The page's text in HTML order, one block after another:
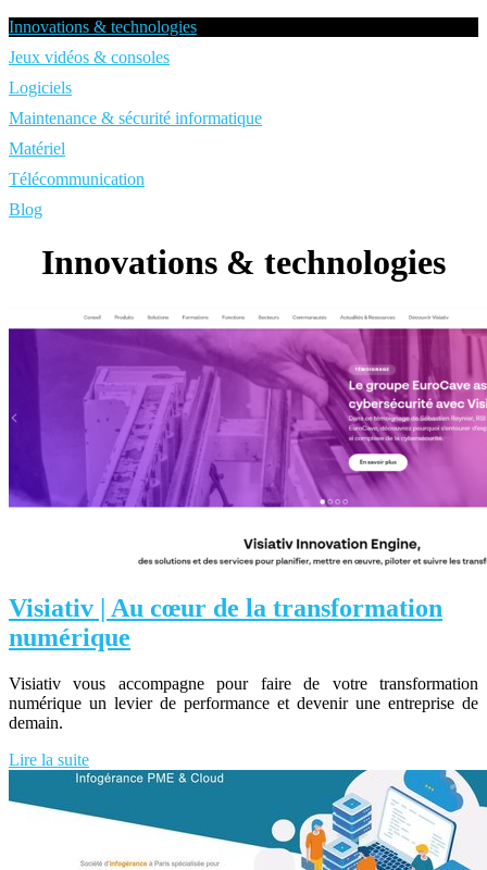
Innovations & technologies
Jeux vidéos & consoles
Logiciels
Maintenance & sécurité informatique
Matériel
Télécommunication
Blog
Innovations & technologies
Visiativ | Au cœur de la transformation
numérique
Visiativ vous accompagne pour faire de votre transformation
numérique un levier de performance et devenir une entreprise de
demain.
Lire la suite